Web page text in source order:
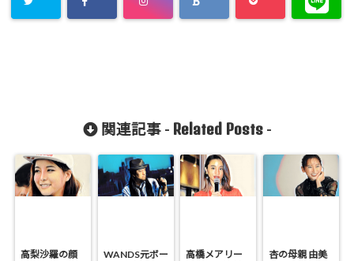
関連記事 - Related Posts-
高梨沙羅の顔
WANDS元ボー
高橋メアリー
杏の母親 由美